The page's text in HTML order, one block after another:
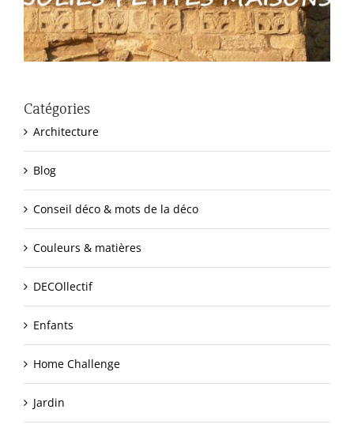
Catégories
Architecture
Blog
Conseil déco & mots de la déco
Couleurs & matières
DECOllectif
Enfants
Home Challenge
Jardin